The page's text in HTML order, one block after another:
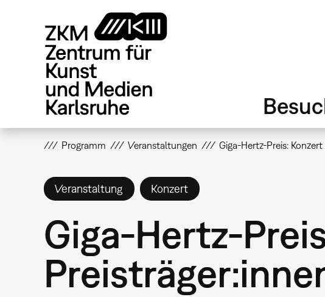
Programm Veranstaltungen Giga-Hertz-Preis:
Veranstaltung Konzert
Giga-Hertz-